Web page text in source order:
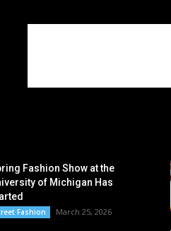
Fashion Show at the
of Michigan Has
Fashion March 25, 2026